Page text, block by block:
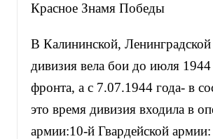
Красное Знамя Победы
В Калининской,
дивизия вела бои до июля 1944
фронта, а с 7.07.1944 года- в
это время дивизия входила в
армии:10-й Гвардейской